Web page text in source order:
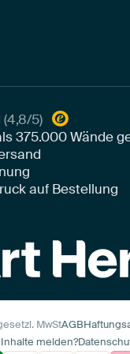
(4,8/5)
375.000Wände
auf Bestellung
MwStAGB
melden?